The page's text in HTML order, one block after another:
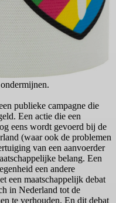
publieke campagne die
Een actie die een
eens wordt gevoerd bij de
(waar ook de problemen
van een aanvoerder
belang. Een
een andere
een maatschappelijk debat
in Nederland tot de
te verhouden. En dit debat